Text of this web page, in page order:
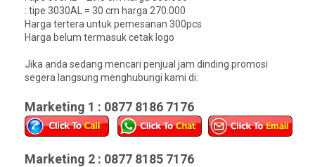
: tipe 3030AL = 30 cm harga 270.000
Harga tertera untuk pemesanan 300pcs
Harga belum termasuk cetak logo
Jika anda sedang mencari penjual jam dinding promosi
segera langsung menghubungi kami di:
Marketing 1 : 0877 8186 7176
Marketing 2 : 0877 8185 7176